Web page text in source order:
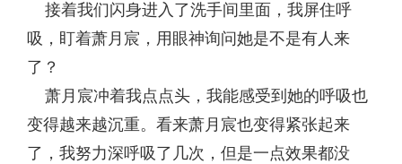
接着我们闪身进入了洗手间里面，我屏住呼
吸，盯着萧月宸，用眼神询问她是不是有人来
了？
萧月宸冲着我点点头，我能感受到她的呼吸也
变得越来越沉重。看来萧月宸也变得紧张起来
了，我努力深呼吸了几次，但是一点效果都没